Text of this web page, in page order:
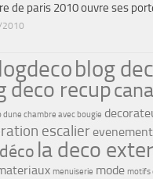
de paris 2010 ouvre ses
blog
deco recup
dune chambre avec bougie
escalier evenement
la deco
menuiserie mode motifs